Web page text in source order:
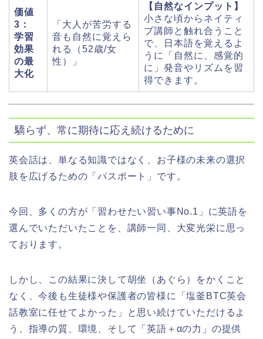
価値
3：
学習
効果
の最
大化
「大人が苦労する
音も自然に覚えら
れる（52歳/女
性）」
【自然なインプット】
小さな頃からネイティ
ブ講師と触れ合うこと
で、日本語を覚えるよ
うに「自然に、感覚的
に」発音やリズムを習
得できます。
驕らず、常に期待に応え続けるために
英会話は、単なる知識ではなく、お子様の未来の選択
肢を広げるための「パスポート」です。
今回、多くの方が「習わせたい習い事No.1」に英語を
選んでいただいたことを、講師一同、大変光栄に思っ
ております。
しかし、この結果に決して胡坐（あぐら）をかくこと
なく、今後も生徒様や保護者の皆様に「塩釜BTC英会
話教室に任せてよかった」と思い続けていただけるよ
う、指導の質、環境、そして「英語＋αの力」の提供